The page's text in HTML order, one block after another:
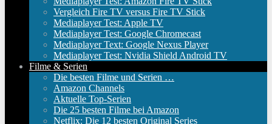
Vergleich Fire TV versus Fire TV Stick
Mediaplayer Test: Apple TV
Mediaplayer Test: Google Chromecast
Mediaplayer Text: Google Nexus Player
Mediaplayer Test: Nvidia Shield Android TV
Filme & Serien
Die besten Filme und Serien …
Amazon Channels
Aktuelle Top-Serien
Die 25 besten Filme bei Amazon
Netflix: Die 12 besten Original Series